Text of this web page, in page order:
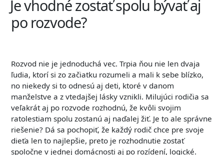
Je vhodné zostať spolu bývať aj
po rozvode?
Rozvod nie je jednoduchá vec. Trpia ňou nie len dvaja
ľudia, ktorí si zo začiatku rozumeli a mali k sebe blízko,
no niekedy si to odnesú aj deti, ktoré v danom
manželstve a z vtedajšej lásky vznikli. Milujúci rodičia sa
veľakrát aj po rozvode rozhodnú, že kvôli svojim
ratolestiam spolu zostanú aj naďalej žiť. Je to ale správne
riešenie? Dá sa pochopiť, že každý rodič chce pre svoje
dieťa len to najlepšie, preto je rozhodnutie zostať
spoločne v jednej domácnosti aj po rozídení, logické.